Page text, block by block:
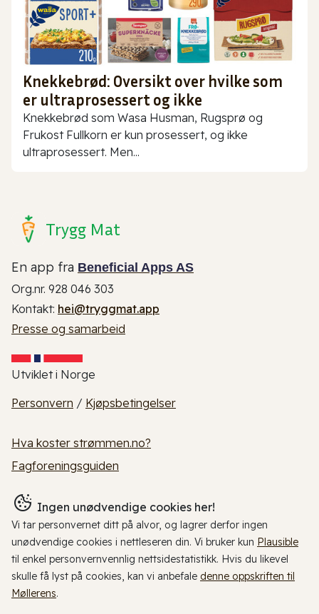
Knekkebrød: Oversikt over hvilke som
er ultraprosessert og ikke
Knekkebrød som Wasa Husman, Rugsprø og
Frukost Fullkorn er kun prosessert, og ikke
ultraprosessert. Men...
Trygg Mat
En app fra Beneficial Apps AS
Org.nr. 928 046 303
Kontakt: hei@tryggmat.app
Presse og samarbeid
Utviklet i Norge
Personvern / Kjøpsbetingelser
Hva koster strømmen.no?
Fagforeningsguiden
Ingen unødvendige cookies her!
Vi tar personvernet ditt på alvor, og lagrer derfor ingen
unødvendige cookies i nettleseren din. Vi bruker kun Plausible
til enkel personvernvennlig nettsidestatistikk. Hvis du likevel
skulle få lyst på cookies, kan vi anbefale denne oppskriften til
Møllerens.